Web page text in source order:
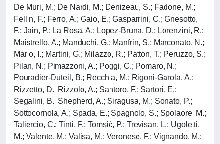
De Muri, M.; De Nardi, M.; Denizeau, S.; Fadone, M.;
Fellin, F.; Ferro, A.; Gaio, E.; Gasparrini, C.; Gnesotto,
F.; Jain, P.; La Rosa, A.; Lopez-Bruna, D.; Lorenzini, R.;
Maistrello, A.; Manduchi, G.; Manfrin, S.; Marconato, N.;
Mario, I.; Martini, G.; Milazzo, R.; Patton, T.; Peruzzo, S.;
Pilan, N.; Pimazzoni, A.; Poggi, C.; Pomaro, N.;
Pouradier-Duteil, B.; Recchia, M.; Rigoni-Garola, A.;
Rizzetto, D.; Rizzolo, A.; Santoro, F.; Sartori, E.;
Segalini, B.; Shepherd, A.; Siragusa, M.; Sonato, P.;
Sottocornola, A.; Spada, E.; Spagnolo, S.; Spolaore, M.;
Taliercio, C.; Tinti, P.; Tomsič, P.; Trevisan, L.; Ugoletti,
M.; Valente, M.; Valisa, M.; Veronese, F.; Vignando, M.;